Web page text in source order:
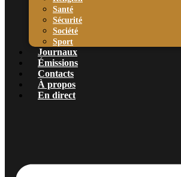
Santé
Sécurité
Société
Sport
Journaux
Émissions
Contacts
À propos
En direct